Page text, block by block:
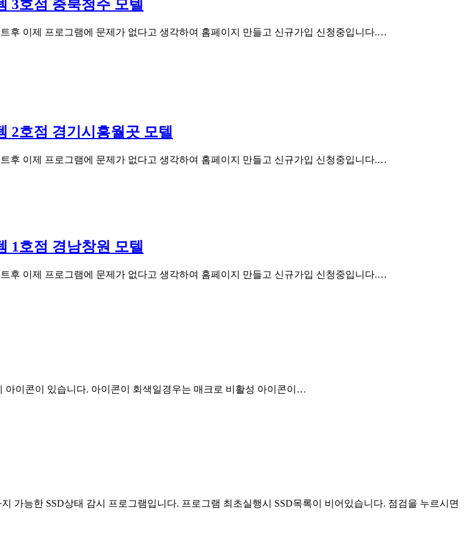
3호점 충북청주 모텔
후 이제 프로그램에 문제가 없다고 생각하여 홈페이지 만들고 신규가입 신청중입니다.…
2호점 경기시흥월곳 모텔
후 이제 프로그램에 문제가 없다고 생각하여 홈페이지 만들고 신규가입 신청중입니다.…
1호점 경남창원 모텔
후 이제 프로그램에 문제가 없다고 생각하여 홈페이지 만들고 신규가입 신청중입니다.…
이콘이 있습니다. 아이콘이 회색일경우는 매크로 비활성 아이콘이…
가능한 SSD상태 감시 프로그램입니다. 프로그램 최초실행시 SSD목록이 비어있습니다. 점검을 누르시면